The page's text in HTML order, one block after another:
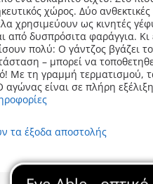
χώρος. Δύο ανθεκτικές
χρησιμεύουν ως κινητές
από δυσπρόσιτα φαράγγια.
πολύ: Ο γάντζος βγάζει
– μπορεί να
Με τη γραμμή τερματισμού,
αγώνας είναι σε πλήρη
τα έξοδα αποστολής